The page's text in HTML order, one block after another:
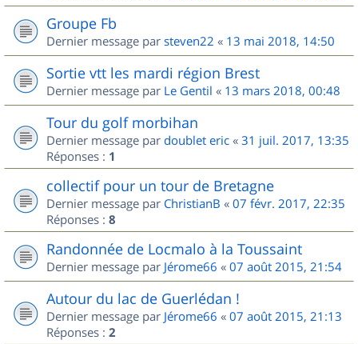
Groupe Fb
Dernier message par steven22 « 13 mai 2018, 14:50
Sortie vtt les mardi région Brest
Dernier message par Le Gentil « 13 mars 2018, 00:48
Tour du golf morbihan
Dernier message par doublet eric « 31 juil. 2017, 13:35
Réponses : 1
collectif pour un tour de Bretagne
Dernier message par ChristianB « 07 févr. 2017, 22:35
Réponses : 8
Randonnée de Locmalo à la Toussaint
Dernier message par Jérome66 « 07 août 2015, 21:54
Autour du lac de Guerlédan !
Dernier message par Jérome66 « 07 août 2015, 21:13
Réponses : 2